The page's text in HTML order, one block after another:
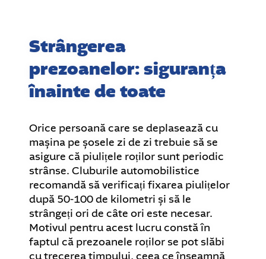
Strângerea
prezoanelor: siguranța
înainte de toate
Orice persoană care se deplasează cu
mașina pe șosele zi de zi trebuie să se
asigure că piulițele roților sunt periodic
strânse. Cluburile automobilistice
recomandă să verificați fixarea piulițelor
după 50-100 de kilometri și să le
strângeți ori de câte ori este necesar.
Motivul pentru acest lucru constă în
faptul că prezoanele roților se pot slăbi
cu trecerea timpului, ceea ce înseamnă